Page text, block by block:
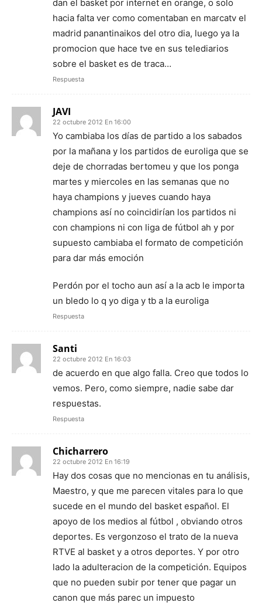
dan el basket por internet en orange, o solo
hacia falta ver como comentaban en marcatv el
madrid panantinaikos del otro dia, luego ya la
promocion que hace tve en sus telediarios
sobre el basket es de traca…
Respuesta
JAVI
22 octubre 2012 En 16:00
Yo cambiaba los días de partido a los sabados
por la mañana y los partidos de euroliga que se
deje de chorradas bertomeu y que los ponga
martes y miercoles en las semanas que no
haya champions y jueves cuando haya
champions así no coincidirían los partidos ni
con champions ni con liga de fútbol ah y por
supuesto cambiaba el formato de competición
para dar más emoción
Perdón por el tocho aun así a la acb le importa
un bledo lo q yo diga y tb a la euroliga
Respuesta
Santi
22 octubre 2012 En 16:03
de acuerdo en que algo falla. Creo que todos lo
vemos. Pero, como siempre, nadie sabe dar
respuestas.
Respuesta
Chicharrero
22 octubre 2012 En 16:19
Hay dos cosas que no mencionas en tu análisis,
Maestro, y que me parecen vitales para lo que
sucede en el mundo del basket español. El
apoyo de los medios al fútbol , obviando otros
deportes. Es vergonzoso el trato de la nueva
RTVE al basket y a otros deportes. Y por otro
lado la adulteracion de la competición. Equipos
que no pueden subir por tener que pagar un
canon que más parec un impuesto